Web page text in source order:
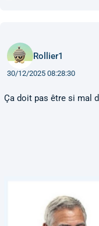
Rollier1
30/12/2025 08:28:30
Ça doit pas être si mal